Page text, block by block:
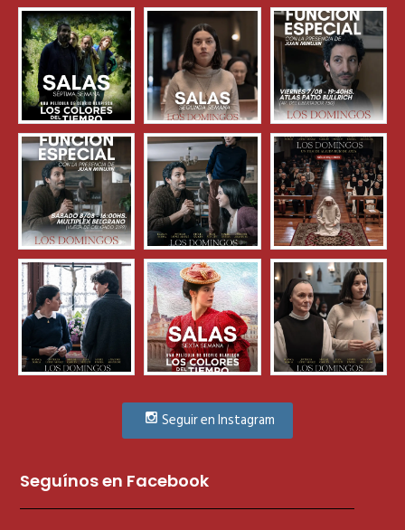
Seguir en Instagram
Seguínos en Facebook